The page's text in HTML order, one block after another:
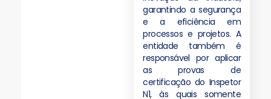
garantindo a segurança
e a eficiência em
processos e projetos. A
entidade também é
responsável por aplicar
as provas de
certificação do Inspetor
N1, às quais somente